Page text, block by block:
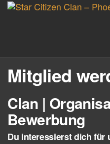
Zum
Mitglied
Clan |
Bewerbung
Du interessierst dich für